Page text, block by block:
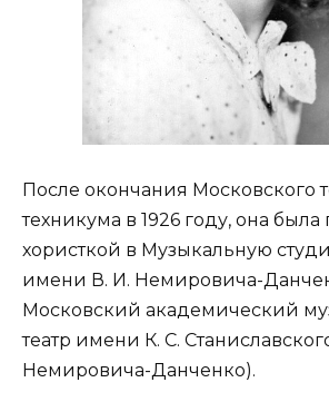
После окончания Московского
техникума в 1926 году, она была
хористкой в Музыкальную
имени В. И. Немировича-
Московский академический
театр имени К. С.
Немировича-Данченко).